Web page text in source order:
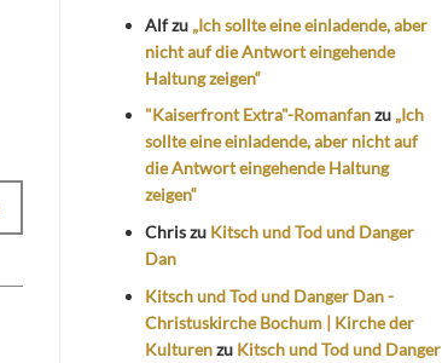
Alfzu „Ich sollte eine einladende, aber
nicht auf die Antwort eingehende
Haltung zeigen“
"Kaiserfront Extra"-Romanfanzu „Ich
sollte eine einladende, aber nicht auf
die Antwort eingehende Haltung
zeigen“
Chriszu Kitsch und Tod und Danger
Dan
Kitsch und Tod und Danger Dan -
Christuskirche Bochum | Kirche der
Kulturenzu Kitsch und Tod und Danger